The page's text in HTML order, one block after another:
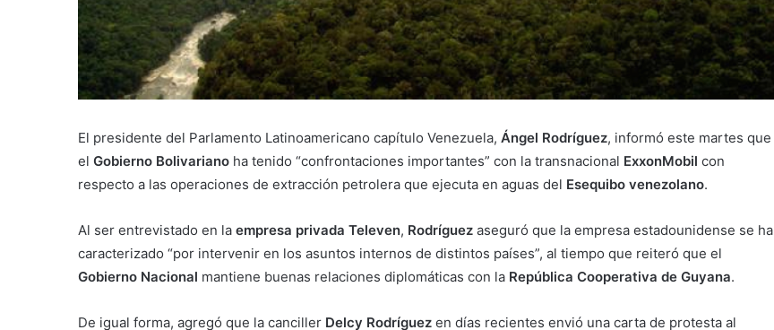
El presidente del Parlamento Latinoamericano capítulo Venezuela, Ángel Rodríguez, informó este martes que
el Gobierno Bolivariano ha tenido “confrontaciones importantes” con la transnacional ExxonMobil con
respecto a las operaciones de extracción petrolera que ejecuta en aguas del Esequibo venezolano.
Al ser entrevistado en la empresa privada Televen, Rodríguez aseguró que la empresa estadounidense se ha
caracterizado “por intervenir en los asuntos internos de distintos países”, al tiempo que reiteró que el
Gobierno Nacional mantiene buenas relaciones diplomáticas con la República Cooperativa de Guyana.
De igual forma, agregó que la canciller Delcy Rodríguez en días recientes envió una carta de protesta al